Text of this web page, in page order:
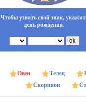
Чтобы узнать свой знак,
день рождения.
Овен Телец
Скорпион